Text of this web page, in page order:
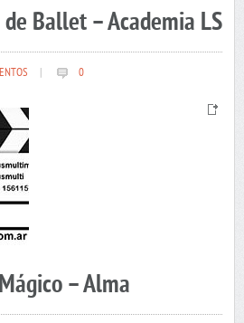
Ballet – Academia LS
0
– Alma